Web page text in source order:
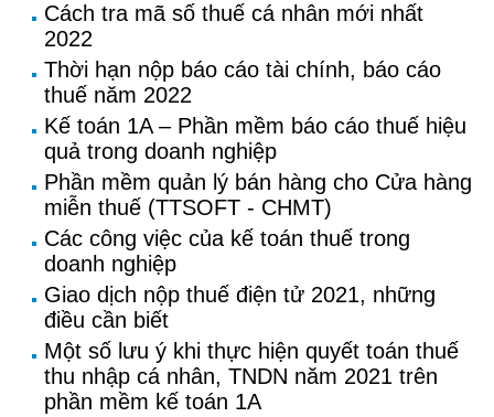
Cách tra mã số thuế cá nhân mới nhất
2022
Thời hạn nộp báo cáo tài chính, báo cáo
thuế năm 2022
Kế toán 1A – Phần mềm báo cáo thuế hiệu
quả trong doanh nghiệp
Phần mềm quản lý bán hàng cho Cửa hàng
miễn thuế (TTSOFT - CHMT)
Các công việc của kế toán thuế trong
doanh nghiệp
Giao dịch nộp thuế điện tử 2021, những
điều cần biết
Một số lưu ý khi thực hiện quyết toán thuế
thu nhập cá nhân, TNDN năm 2021 trên
phần mềm kế toán 1A